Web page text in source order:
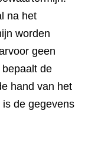
na het
worden
geen
de
hand van het
de gegevens